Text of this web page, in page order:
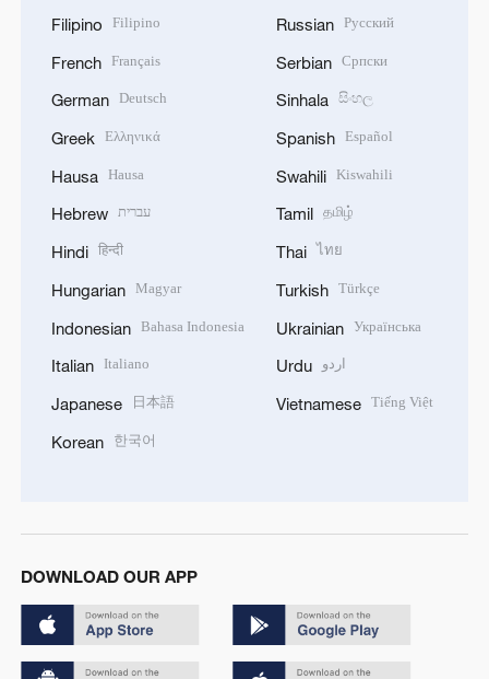
Filipino Filipino
French Français
German Deutsch
Greek Ελληνικά
Hausa Hausa
Hebrew עברית
Hindi हिन्दी
Hungarian Magyar
Indonesian Bahasa Indonesia
Italian Italiano
Japanese 日本語
Korean 한국어
Russian Русский
Serbian Српски
Sinhala සිංහල
Spanish Español
Swahili Kiswahili
Tamil தமிழ்
Thai ไทย
Turkish Türkçe
Ukrainian Українська
Urdu اردو
Vietnamese Tiếng Việt
DOWNLOAD OUR APP